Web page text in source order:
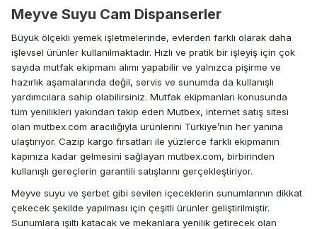
Meyve Suyu Cam Dispanserler
Büyük ölçekli yemek işletmelerinde, evlerden farklı olarak daha
işlevsel ürünler kullanılmaktadır. Hızlı ve pratik bir işleyiş için çok
sayıda mutfak ekipmanı alımı yapabilir ve yalnızca pişirme ve
hazırlık aşamalarında değil, servis ve sunumda da kullanışlı
yardımcılara sahip olabilirsiniz. Mutfak ekipmanları konusunda
tüm yenilikleri yakından takip eden Mutbex, internet satış sitesi
olan mutbex.com aracılığıyla ürünlerini Türkiye’nin her yanına
ulaştırıyor. Cazip kargo fırsatları ile yüzlerce farklı ekipmanın
kapınıza kadar gelmesini sağlayan mutbex.com, birbirinden
kullanışlı gereçlerin garantili satışlarını gerçekleştiriyor.
Meyve suyu ve şerbet gibi sevilen içeceklerin sunumlarının dikkat
çekecek şekilde yapılması için çeşitli ürünler geliştirilmiştir.
Sunumlara ışıltı katacak ve mekanlara yenilik getirecek olan